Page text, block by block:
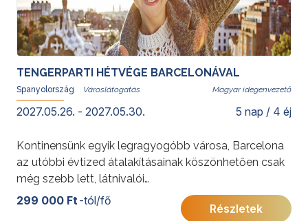
TENGERPARTI HÉTVÉGE BARCELONÁVAL
Spanyolország Magyar idegenvezető
2027.05.26. - 2027.05.30. 5 nap / 4 éj
Kontinensünk egyik legragyogóbb városa, Barcelona
az utóbbi évtized átalakításainak köszönhetően csak
még szebb lett, látnivalói
megszámlálhatatlanok. Calella-ban lévő szálloda
ideális kiindulópont Barcelona felfedezéséhez és
299 000 Ft-tól/fő
Részletek